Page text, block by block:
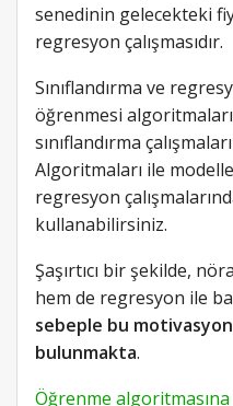
senedinin gelecekteki
regresyon çalışmasıdır.
Sınıflandırma ve
öğrenmesi
sınıflandırma
Algoritmaları ile
regresyon
kullanabilirsiniz.
Şaşırtıcı bir şekilde,
hem de regresyon ile
sebeple bu
bulunmakta.
Öğrenme algoritmasına